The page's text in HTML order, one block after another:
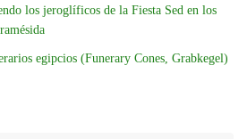
los jeroglíficos de la Fiesta Sed en los
egipcios (Funerary Cones, Grabkegel)